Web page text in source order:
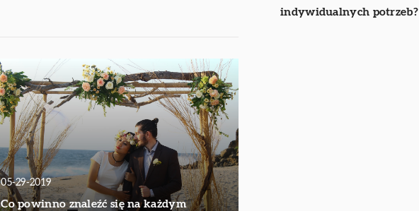
05-29-2019
Co powinno znaleźć się na każdym
indywidualnych potrzeb?